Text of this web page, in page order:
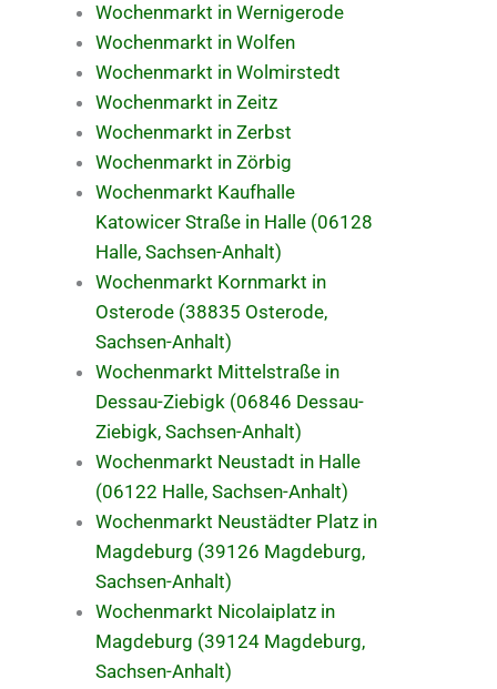
Wochenmarkt in Wernigerode
Wochenmarkt in Wolfen
Wochenmarkt in Wolmirstedt
Wochenmarkt in Zeitz
Wochenmarkt in Zerbst
Wochenmarkt in Zörbig
Wochenmarkt Kaufhalle
Katowicer Straße in Halle (06128
Halle, Sachsen-Anhalt)
Wochenmarkt Kornmarkt in
Osterode (38835 Osterode,
Sachsen-Anhalt)
Wochenmarkt Mittelstraße in
Dessau-Ziebigk (06846 Dessau-
Ziebigk, Sachsen-Anhalt)
Wochenmarkt Neustadt in Halle
(06122 Halle, Sachsen-Anhalt)
Wochenmarkt Neustädter Platz in
Magdeburg (39126 Magdeburg,
Sachsen-Anhalt)
Wochenmarkt Nicolaiplatz in
Magdeburg (39124 Magdeburg,
Sachsen-Anhalt)